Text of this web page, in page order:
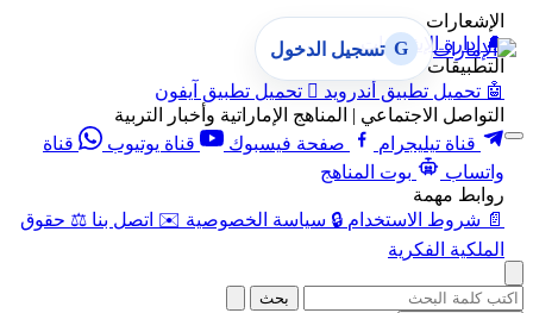
الإشعارات
🔔 إدارة الإشعارات
التطبيقات
🤖 تحميل تطبيق أندرويد  تحميل تطبيق آيفون
التواصل الاجتماعي | المناهج الإماراتية وأخبار التربية
قناة تيليجرام
صفحة فيسبوك قناة يوتيوب
قناة
واتساب
بوت المناهج
روابط مهمة
📄 شروط الاستخدام 🔒 سياسة الخصوصية ✉️ اتصل بنا ⚖️ حقوق
الملكية الفكرية
G تسجيل الدخول
بحث